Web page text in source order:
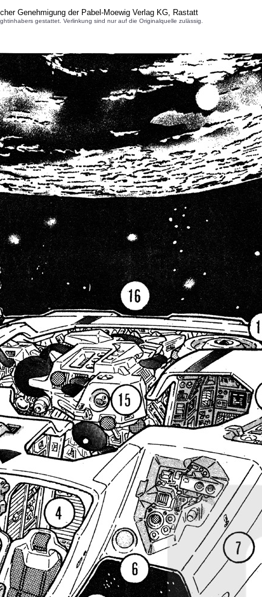
Genehmigung der Pabel-Moewig Verlag KG, Rastatt
gestattet. Verlinkung sind nur auf die Originalquelle zulässig.